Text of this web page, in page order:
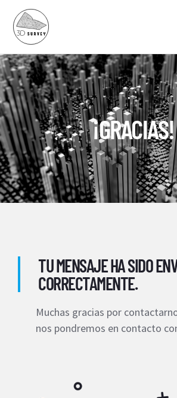
¡GRACIAS!
TU MENSAJE HA SIDO
CORRECTAMENTE.
Muchas gracias por
nos pondremos en contacto